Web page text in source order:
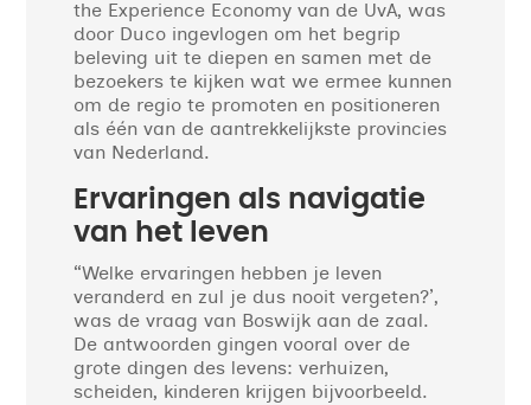
the Experience Economy van de UvA, was
door Duco ingevlogen om het begrip
beleving uit te diepen en samen met de
bezoekers te kijken wat we ermee kunnen
om de regio te promoten en positioneren
als één van de aantrekkelijkste provincies
van Nederland.
Ervaringen als navigatie
van het leven
“Welke ervaringen hebben je leven
veranderd en zul je dus nooit vergeten?’,
was de vraag van Boswijk aan de zaal.
De antwoorden gingen vooral over de
grote dingen des levens: verhuizen,
scheiden, kinderen krijgen bijvoorbeeld.